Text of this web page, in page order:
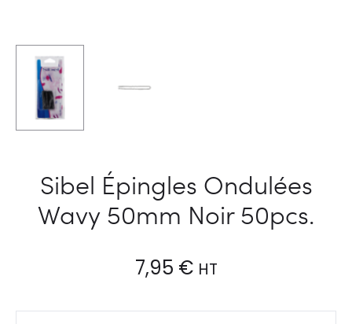
Sibel Épingles Ondulées
Wavy 50mm Noir 50pcs.
7,95 € HT